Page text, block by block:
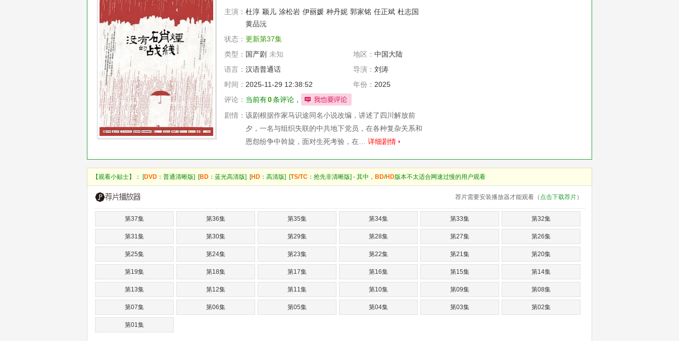
主演： 杜淳 颖儿 涂松岩 伊丽媛 种丹妮 郭家铭 任正斌 杜志国
黄品沅
状态： 更新第37集
类型： 国产剧 未知 地区： 中国大陆
语言： 汉语普通话 导演： 刘涛
时间： 2025-11-29 12:38:52 年份： 2025
评论： 当前有0条评论，
剧情： 该剧根据作家马识途同名小说改编，讲述了四川解放前
夕，一名与组织失联的中共地下党员，在各种复杂关系和
恩怨纷争中斡旋，面对生死考验，在… 详细剧情
【观看小贴士】： [DVD ：普通清晰版] [BD ：蓝光高清版] [HD ：高清版] [TS/TC ：抢先非清晰版] - 其中， BD/HD版本不太适合网速过慢的用户观看
荐片需要安装播放器才能观看（ 点击下载荐片）
第37集 第36集 第35集 第34集 第33集 第32集
第31集 第30集 第29集 第28集 第27集 第26集
第25集 第24集 第23集 第22集 第21集 第20集
第19集 第18集 第17集 第16集 第15集 第14集
第13集 第12集 第11集 第10集 第09集 第08集
第07集 第06集 第05集 第04集 第03集 第02集
第01集